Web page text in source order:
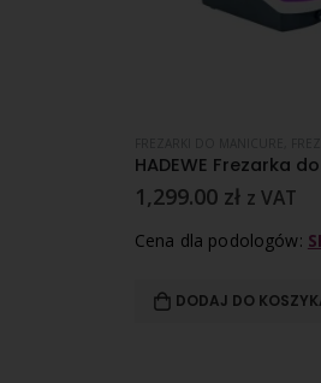
1,299.00 zł z VAT
Cena dla podologów:
DODAJ DO